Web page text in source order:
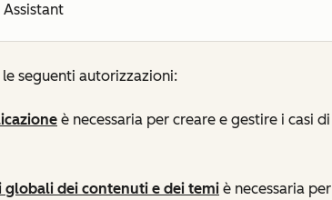
le seguenti autorizzazioni:
è necessaria per creare e gestire i casi di
dei contenuti e dei temi è necessaria per